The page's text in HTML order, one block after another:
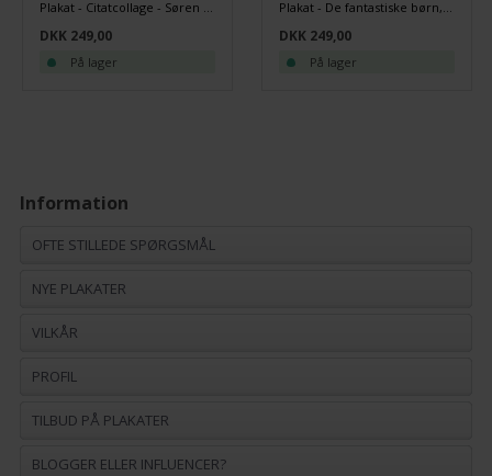
Plakat - Citatcollage - Søren Kierkegaard - Sort/hvid
DKK 249,00
På lager
Plakat - De fantastiske børn, sort/hvid
DKK 249,00
På lager
Information
OFTE STILLEDE SPØRGSMÅL
NYE PLAKATER
VILKÅR
PROFIL
TILBUD PÅ PLAKATER
BLOGGER ELLER INFLUENCER?